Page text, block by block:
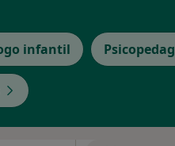
infantil